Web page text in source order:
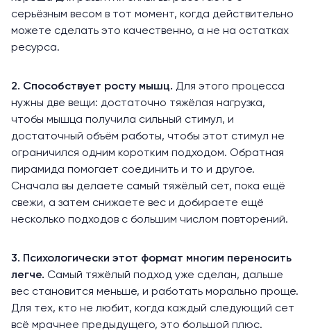
серьёзным весом в тот момент, когда действительно
можете сделать это качественно, а не на остатках
ресурса.
2. Способствует росту мышц. Для этого процесса
нужны две вещи: достаточно тяжёлая нагрузка,
чтобы мышца получила сильный стимул, и
достаточный объём работы, чтобы этот стимул не
ограничился одним коротким подходом. Обратная
пирамида помогает соединить и то и другое.
Сначала вы делаете самый тяжёлый сет, пока ещё
свежи, а затем снижаете вес и добираете ещё
несколько подходов с большим числом повторений.
3. Психологически этот формат многим переносить
легче. Самый тяжёлый подход уже сделан, дальше
вес становится меньше, и работать морально проще.
Для тех, кто не любит, когда каждый следующий сет
всё мрачнее предыдущего, это большой плюс.